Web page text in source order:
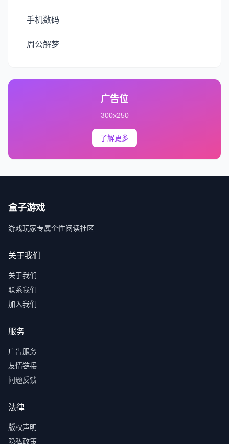
手机数码
周公解梦
广告位
300x250
了解更多
盒子游戏
游戏玩家专属个性阅读社区
关于我们
关于我们
联系我们
加入我们
服务
广告服务
友情链接
问题反馈
法律
版权声明
隐私政策